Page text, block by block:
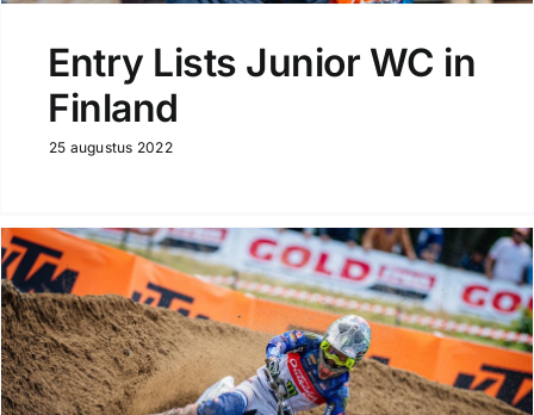
Entry Lists Junior WC in
Finland
25 augustus 2022